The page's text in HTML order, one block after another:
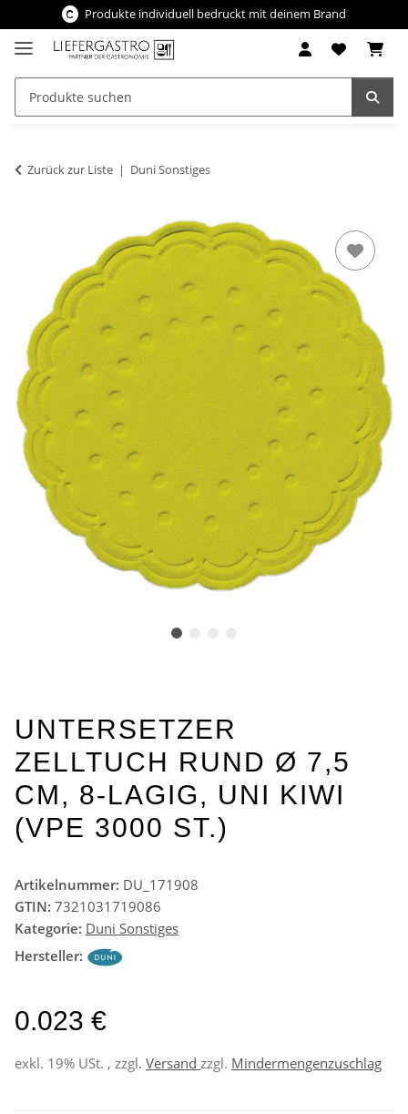
Produkte individuell bedruckt mit deinem Brand
Zurück zur Liste Duni Sonstiges
UNTERSETZER
ZELLTUCH RUND Ø 7,5
CM, 8-LAGIG, UNI KIWI
(VPE 3000 ST.)
Artikelnummer: DU_171908
GTIN: 7321031719086
Kategorie: Duni Sonstiges
Hersteller:
0.023 €
exkl. 19% USt. , zzgl. Versand zzgl. Mindermengenzuschlag